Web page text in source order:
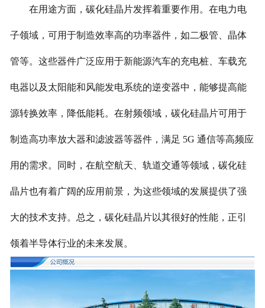
在用途方面，碳化硅晶片发挥着重要作用。在电力电
子领域，可用于制造效率高的功率器件，如二极管、晶体
管等。这些器件广泛应用于新能源汽车的充电桩、车载充
电器以及太阳能和风能发电系统的逆变器中，能够提高能
源转换效率，降低能耗。在射频领域，碳化硅晶片可用于
制造高功率放大器和滤波器等器件，满足 5G 通信等高频应
用的需求。同时，在航空航天、轨道交通等领域，碳化硅
晶片也有着广阔的应用前景，为这些领域的发展提供了强
大的技术支持。总之，碳化硅晶片以其很好的性能，正引
领着半导体行业的未来发展。